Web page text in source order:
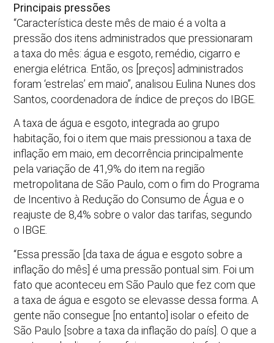
Principais pressões
“Característica deste mês de maio é a volta a
pressão dos itens administrados que pressionaram
a taxa do mês: água e esgoto, remédio, cigarro e
energia elétrica. Então, os [preços] administrados
foram ‘estrelas’ em maio”, analisou Eulina Nunes dos
Santos, coordenadora de índice de preços do IBGE.
A taxa de água e esgoto, integrada ao grupo
habitação, foi o item que mais pressionou a taxa de
inflação em maio, em decorrência principalmente
pela variação de 41,9% do item na região
metropolitana de São Paulo, com o fim do Programa
de Incentivo à Redução do Consumo de Água e o
reajuste de 8,4% sobre o valor das tarifas, segundo
o IBGE.
“Essa pressão [da taxa de água e esgoto sobre a
inflação do mês] é uma pressão pontual sim. Foi um
fato que aconteceu em São Paulo que fez com que
a taxa de água e esgoto se elevasse dessa forma. A
gente não consegue [no entanto] isolar o efeito de
São Paulo [sobre a taxa da inflação do país]. O que a